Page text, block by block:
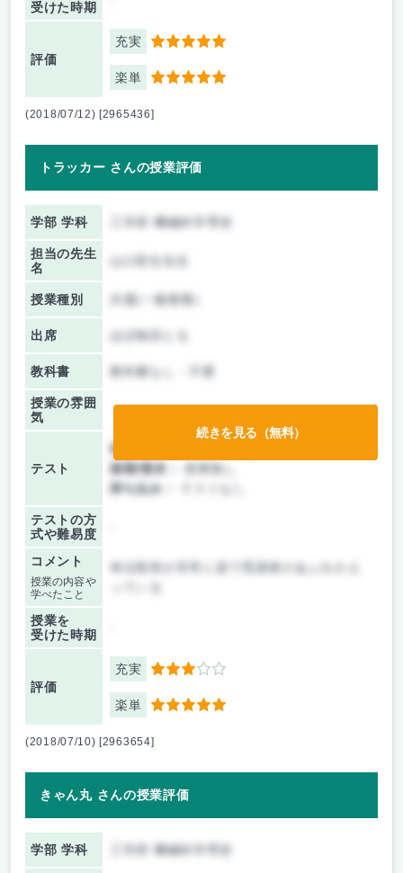
受けた時期
評価
充実 5
楽単 5
(2018/07/12) [2965436]
トラッカー さんの授業評価
学部 学科 工学府 機械科学専攻
担当の先生
名
授業種別 共通(一般教養)
出席 ほぼ毎回とる
教科書 教科書なし・不要
授業の雰囲
気
テスト
前期/中間：
後期/期末：
授業無し
持ち込み：
テストの方
式や難易度
コメント
授業の内容や
学べたこと
単位取得が非常に楽で受講者があふれかえ
授業を
受けた時期
評価
充実 3
楽単 5
続きを見る（無料）
(2018/07/10) [2963654]
きゃん丸 さんの授業評価
学部 学科 工学府 機械科学専攻